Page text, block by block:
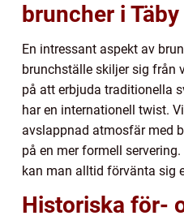
bruncher i Täby
En intressant aspekt av
brunchställe skiljer sig från
på att erbjuda traditionella
har en internationell twist.
avslappnad atmosfär med
på en mer formell
kan man alltid förvänta sig
Historiska för-